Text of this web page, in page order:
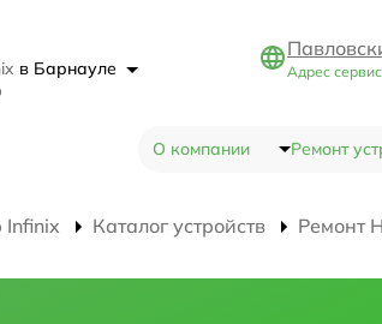
в Барнауле Адрес
О компании Ремонт
Infinix Каталог устройств Ремонт